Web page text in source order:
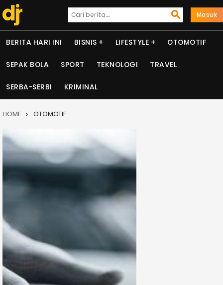
Masuk
BERITA HARI INI BISNIS LIFESTYLE OTOMOTIF
SEPAK BOLA SPORT TEKNOLOGI TRAVEL
SERBA-SERBI KRIMINAL
HOME OTOMOTIF